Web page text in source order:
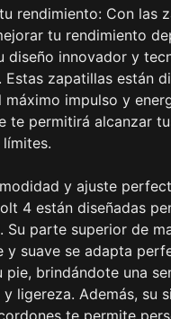
rendimiento: Con las
tu rendimiento
diseño innovador y
Estas zapatillas están
máximo impulso y
te permitirá alcanzar
y ajuste
4 están diseñadas
Su parte superior de
y suave se adapta
pie, brindándote una
ligereza. Además, su